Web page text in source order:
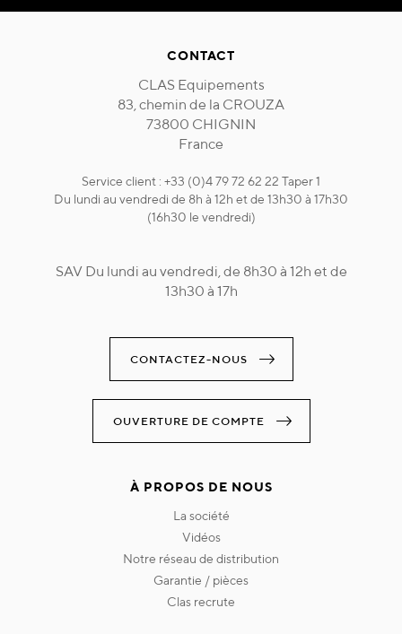
CONTACT
CLAS Equipements
83, chemin de la CROUZA
73800 CHIGNIN
France
Service client : +33 (0)4 79 72 62 22 Taper 1
Du lundi au vendredi de 8h à 12h et de 13h30 à 17h30
(16h30 le vendredi)
SAV Du lundi au vendredi, de 8h30 à 12h et de
13h30 à 17h
CONTACTEZ-NOUS
OUVERTURE DE COMPTE
À PROPOS DE NOUS
la société
vidéos
notre réseau de distribution
garantie / pièces
clas recrute